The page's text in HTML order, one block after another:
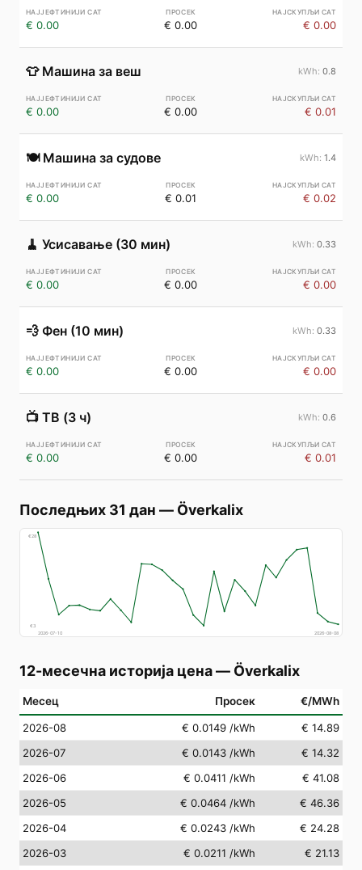
€ 0.00 € 0.00 € 0.00
👕 Машина за веш 0.8
€ 0.00 € 0.00 € 0.01
🍽️ Машина за судове 1.4
€ 0.00 € 0.01 € 0.02
🧹 Усисавање (30 мин) 0.33
€ 0.00 € 0.00 € 0.00
💨 Фен (10 мин) 0.33
€ 0.00 € 0.00 € 0.00
📺 ТВ (3 ч) 0.6
€ 0.00 € 0.00 € 0.01
Последњих 31 дан — Överkalix
€28
€3
2026-07-10
2026-08-08
12-месечна историја цена— Överkalix
Месец Просек €/MWh
2026-08 € 0.0149 /kWh
€ 14.89
2026-07
€ 0.0143 /kWh
€ 14.32
2026-06
€ 0.0411 /kWh
€ 41.08
2026-05
€ 0.0464 /kWh
€ 46.36
2026-04
€ 0.0243 /kWh
€ 24.28
2026-03
€ 0.0211 /kWh
€ 21.13